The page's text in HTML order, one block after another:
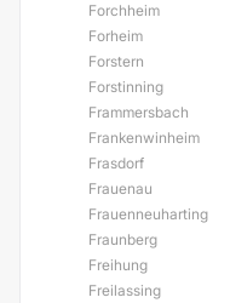
Forchheim
Forheim
Forstern
Forstinning
Frammersbach
Frankenwinheim
Frasdorf
Frauenau
Frauenneuharting
Fraunberg
Freihung
Freilassing